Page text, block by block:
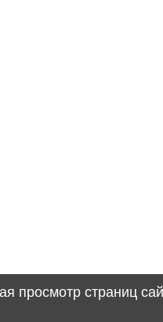
просмотр страниц